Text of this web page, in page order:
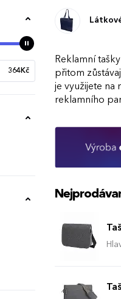
Reklamní
přitom
je využijete na
reklamního